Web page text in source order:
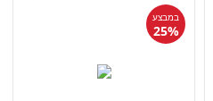
במבצע
25%